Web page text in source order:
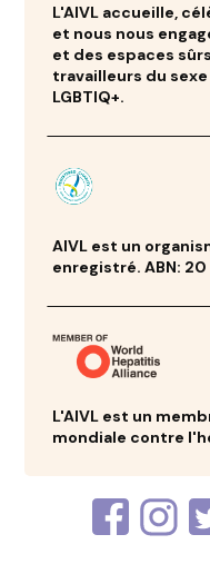
L'AIVL accueille,
et nous nous
et des espaces
travailleurs du
LGBTIQ+.
AIVL est un
enregistré. ABN:
L'AIVL est un
mondiale contre